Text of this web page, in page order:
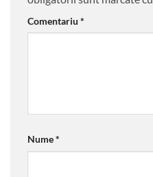
Comentariu *
Nume*